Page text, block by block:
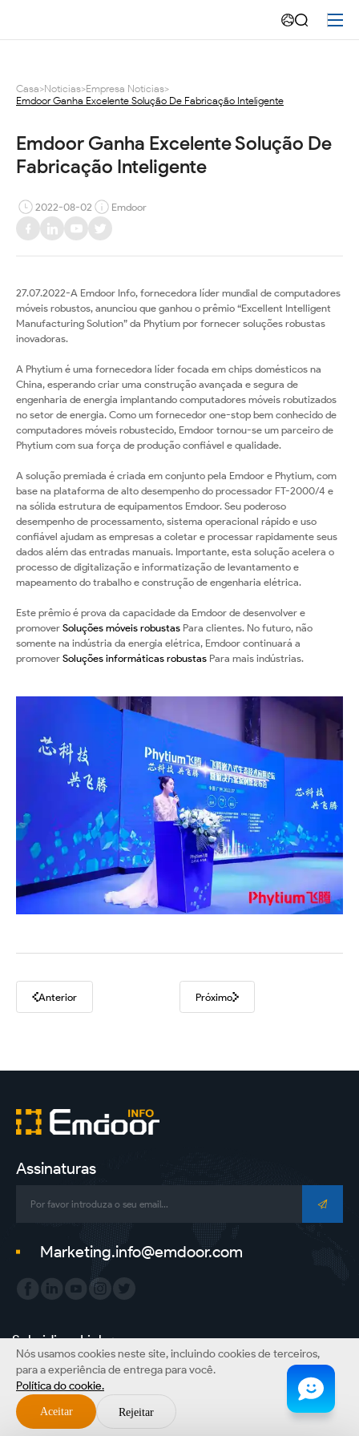
Ganha
Excelente
Solução
De
Fabricação
Inteligente
Casa>Notícias>Empresa Notícias>
Emdoor Ganha Excelente Solução De Fabricação Inteligente
Emdoor Ganha Excelente Solução De
Fabricação Inteligente
2022-08-02 Emdoor
27.07.2022-A Emdoor Info, fornecedora líder mundial de computadores
móveis robustos, anunciou que ganhou o prêmio “Excellent Intelligent
Manufacturing Solution” da Phytium por fornecer soluções robustas
inovadoras.
A Phytium é uma fornecedora líder focada em chips domésticos na
China, esperando criar uma construção avançada e segura de
engenharia de energia implantando computadores móveis robutizados
no setor de energia. Como um fornecedor one-stop bem conhecido de
computadores móveis robustecido, Emdoor tornou-se um parceiro de
Phytium com sua força de produção confiável e qualidade.
A solução premiada é criada em conjunto pela Emdoor e Phytium, com
base na plataforma de alto desempenho do processador FT-2000/4 e
na sólida estrutura de equipamentos Emdoor. Seu poderoso
desempenho de processamento, sistema operacional rápido e uso
confiável ajudam as empresas a coletar e processar rapidamente seus
dados além das entradas manuais. Importante, esta solução acelera o
processo de digitalização e informatização de levantamento e
mapeamento do trabalho e construção de engenharia elétrica.
Este prêmio é prova da capacidade da Emdoor de desenvolver e
promover Soluções móveis robustas Para clientes. No futuro, não
somente na indústria da energia elétrica, Emdoor continuará a
promover Soluções informáticas robustas Para mais indústrias.
Anterior Próximo
Assinaturas
Marketing.info@emdoor.com
Subsidiary Link：
Emdoor Group Emdoor VR Emdoor Digital ONERugged
Direitos autorais©Emdoor Information Co., Ltd. Todos os direitos reservados.
Mapa do sitePolítica PrivacidadeAviso Legal
Nós usamos cookies neste site, incluindo cookies de terceiros,
para a experiência de entrega para você.
Política do cookie.
Aceitar Rejeitar